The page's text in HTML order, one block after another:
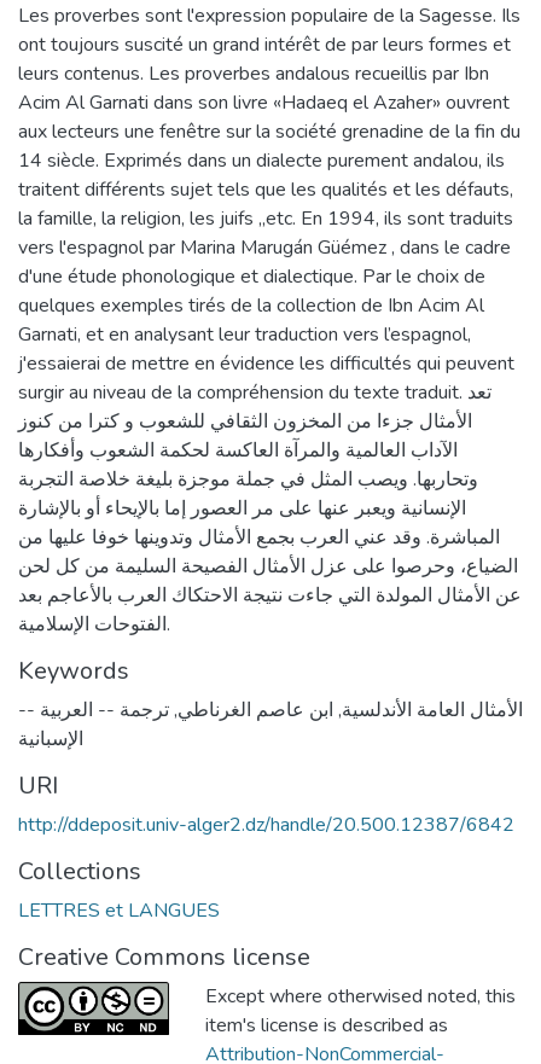
Les proverbes sont l'expression populaire de la Sagesse. Ils
ont toujours suscité un grand intérêt de par leurs formes et
leurs contenus. Les proverbes andalous recueillis par Ibn
Acim Al Garnati dans son livre «Hadaeq el Azaher» ouvrent
aux lecteurs une fenêtre sur la société grenadine de la fin du
14 siècle. Exprimés dans un dialecte purement andalou, ils
traitent différents sujet tels que les qualités et les défauts,
la famille, la religion, les juifs ,,etc. En 1994, ils sont traduits
vers l'espagnol par Marina Marugán Güémez , dans le cadre
d'une étude phonologique et dialectique. Par le choix de
quelques exemples tirés de la collection de Ibn Acim Al
Garnati, et en analysant leur traduction vers l’espagnol,
j'essaierai de mettre en évidence les difficultés qui peuvent
surgir au niveau de la compréhension du texte traduit. تعد
الأمثال جزءا من المخزون الثقافي للشعوب و کترا من كنوز
الآداب العالمية والمرآة العاكسة لحكمة الشعوب وأفكارها
وتحاربها. ويصب المثل في جملة موجزة بليغة خلاصة التجربة
الإنسانية ويعبر عنها على مر العصور إما بالإيحاء أو بالإشارة
المباشرة. وقد عني العرب بجمع الأمثال وتدوينها خوفا عليها من
الضياع، وحرصوا على عزل الأمثال الفصيحة السليمة من كل لحن
عن الأمثال المولدة التي جاءت نتيجة الاحتكاك العرب بالأعاجم بعد
الفتوحات الإسلامية.
Keywords
الأمثال العامة الأندلسية, ابن عاصم الغرناطي,ترجمة -- العربية --
الإسبانية
URI
http://ddeposit.univ-alger2.dz/handle/20.500.12387/6842
Collections
LETTRES et LANGUES
Creative Commons license
Except where otherwised noted, this
item's license is described as
Attribution-NonCommercial-